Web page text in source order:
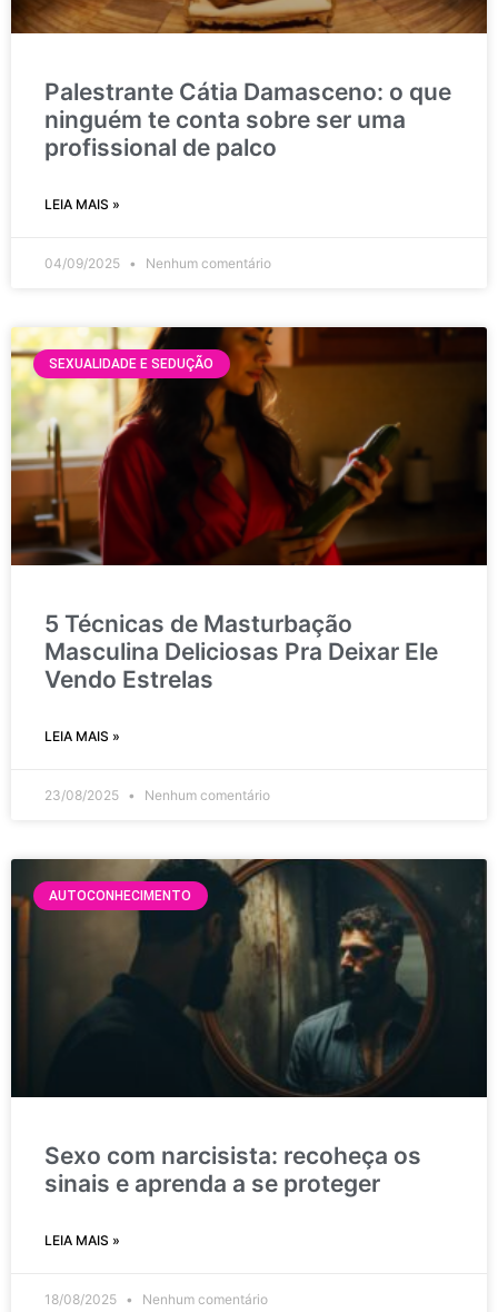
Palestrante Cátia Damasceno: o que
ninguém te conta sobre ser uma
profissional de palco
LEIA MAIS »
04/09/2025 Nenhum comentário
SEXUALIDADE E SEDUÇÃO
5 Técnicas de Masturbação
Masculina Deliciosas Pra Deixar Ele
Vendo Estrelas
LEIA MAIS »
23/08/2025 Nenhum comentário
AUTOCONHECIMENTO
Sexo com narcisista: recoheça os
sinais e aprenda a se proteger
LEIA MAIS »
18/08/2025 Nenhum comentário